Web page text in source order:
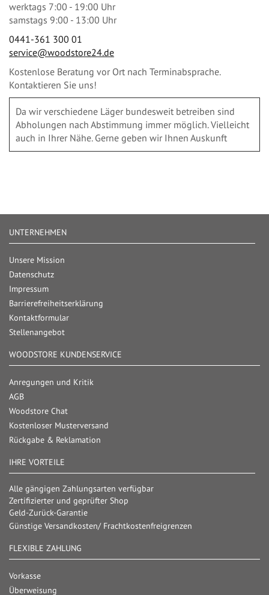
werktags 7:00 - 19:00 Uhr
samstags 9:00 - 13:00 Uhr
0441-361 300 01
service@woodstore24.de
Kostenlose Beratung vor Ort nach Terminabsprache.
Kontaktieren Sie uns!
Da wir verschiedene Läger bundesweit betreiben sind
Abholungen nach Abstimmung immer möglich. Vielleicht
auch in Ihrer Nähe. Gerne geben wir Ihnen Auskunft
UNTERNEHMEN
Unsere Mission
Datenschutz
Impressum
Barrierefreiheitserklärung
Kontaktformular
Stellenangebot
WOODSTORE KUNDENSERVICE
Anregungen und Kritik
AGB
Woodstore Chat
Kostenloser Musterversand
Rückgabe & Reklamation
IHRE VORTEILE
Alle gängigen Zahlungsarten verfügbar
Zertifizierter und geprüfter Shop
Geld-Zurück-Garantie
Günstige Versandkosten/ Frachtkostenfreigrenzen
FLEXIBLE ZAHLUNG
Vorkasse
Überweisung